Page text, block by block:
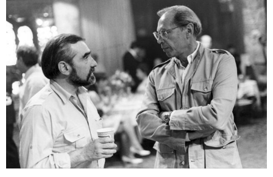
映画・ドラマ紹介 映画雑学
時事ニュース 書籍紹介
ABOUT US
当店の紹介
オンラインストア